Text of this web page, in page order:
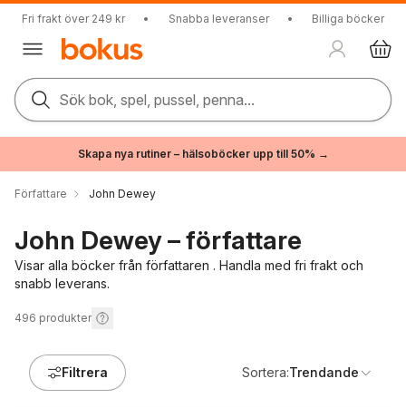
Fri frakt över 249 kr • Snabba leveranser • Billiga böcker
Sök bok, spel, pussel, penna...
Skapa nya rutiner – hälsoböcker upp till 50% →
Författare John Dewey
John Dewey – författare
Visar alla böcker från författaren . Handla med fri frakt och
snabb leverans.
496 produkter
Filtrera Sortera:Trendande